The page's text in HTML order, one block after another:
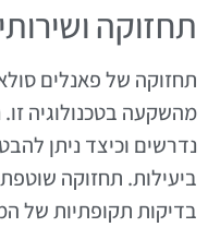
תחזוקה
תחזוקה של פאנלים
מהשקעה בטכנולוגיה זו.
נדרשים וכיצד ניתן
ביעילות. תחזוקה
בדיקות תקופתיות של